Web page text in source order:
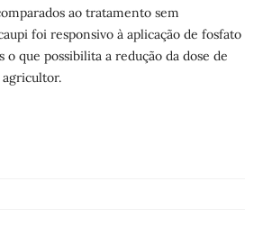
ao tratamento sem
foi responsivo à aplicação de fosfato
o que possibilita a redução da dose de